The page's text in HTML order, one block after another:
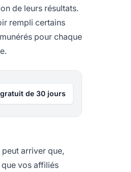
de leurs résultats.
rempli certains
pour chaque
de 30 jours
peut arriver que,
que vos affiliés